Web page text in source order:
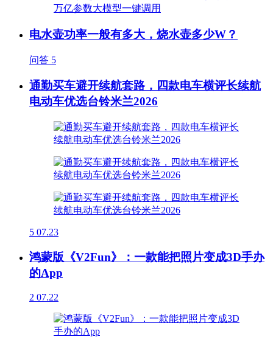
电水壶功率一般有多大，烧水壶多少W？
问答 5
通勤买车避开续航套路，四款电车横评长续航
电动车优选台铃米兰2026
5 07.23
鸿蒙版《V2Fun》：一款能把照片变成3D手办
的App
2 07.22